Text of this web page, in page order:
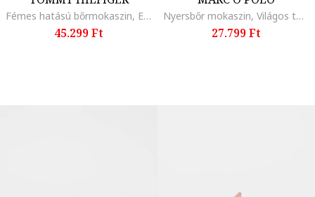
Fémes hatású bőrmokaszin, Ezüstszín
45.299 Ft
Nyersbőr mokaszin, Világos tópbarna
27.799 Ft